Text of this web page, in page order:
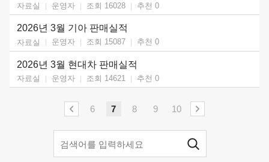
자료실 운영자 조회 16028 추천 0
2026년 3월 기아 판매실적
자료실 운영자 조회 15087 추천 0
2026년 3월 현대차 판매실적
자료실 운영자 조회 14621 추천 0
6 7 8 9 10